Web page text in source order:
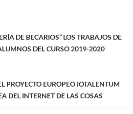
DE BECARIOS” LOS TRABAJOS DE
DEL CURSO 2019-2020
PROYECTO EUROPEO IOTALENTUM
DEL INTERNET DE LAS COSAS